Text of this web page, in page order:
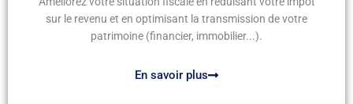
sur le revenu et en optimisant la transmission de votre
patrimoine (financier, immobilier...).
En savoir plus